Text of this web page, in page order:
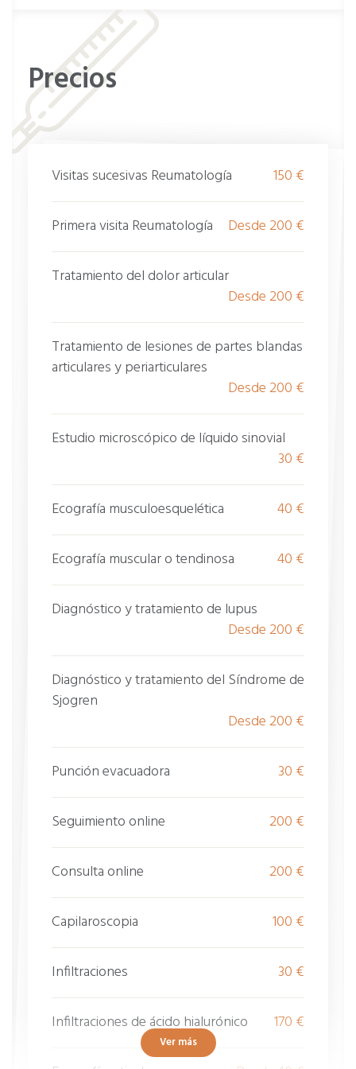
Lumbalgia
Lupus eritematoso diseminado
Lupus eritematoso inducido por medicamentos
Nódulos reumatoideos
Osteomalacia
Osteoporosis
Patología reumatológica infantil
Poliartritis crónica juvenil
Polimialgia reumática
Púrpura vascular
Reumatismo
Sacroileitis
Síndrome de Ehlers-Danlos
Síndrome de Reiter
Sinovitis transitoria
Tendinitis
Tendinitis aquílea
Tenosinovitis
Precios
Visitas sucesivas Reumatología 150 €
Primera visita Reumatología Desde 200 €
Tratamiento del dolor articular
Desde 200 €
Tratamiento de lesiones de partes blandas
articulares y periarticulares
Desde 200 €
Estudio microscópico de líquido sinovial
30 €
Ecografía musculoesquelética 40 €
Ecografía muscular o tendinosa 40 €
Diagnóstico y tratamiento de lupus
Desde 200 €
Diagnóstico y tratamiento del Síndrome de
Sjogren
Desde 200 €
Punción evacuadora 30 €
Seguimiento online 200 €
Consulta online 200 €
Capilaroscopia 100 €
Infiltraciones 30 €
Infiltraciones de ácido hialurónico 170 €
Ver más